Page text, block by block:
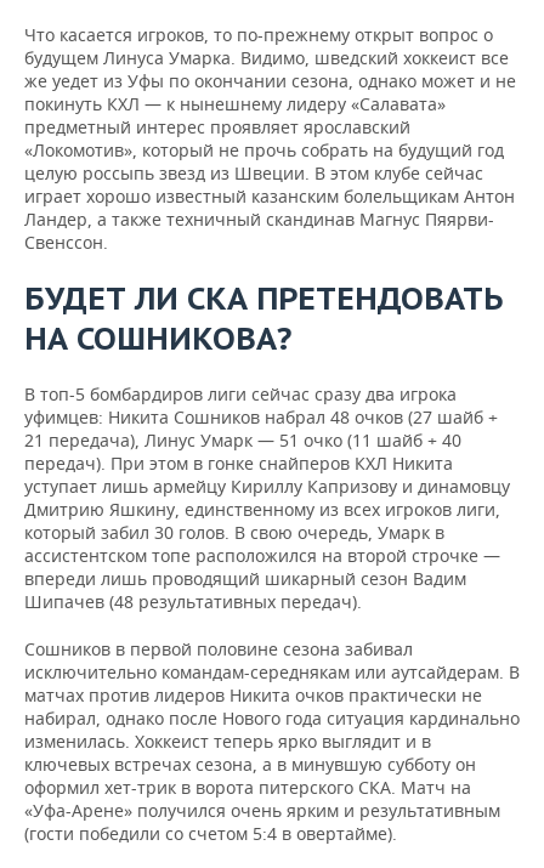
Что касается игроков, то по-прежнему открыт вопрос о
будущем Линуса Умарка. Видимо, шведский хоккеист все
же уедет из Уфы по окончании сезона, однако может и не
покинуть КХЛ — к нынешнему лидеру «Салавата»
предметный интерес проявляет ярославский
«Локомотив», который не прочь собрать на будущий год
целую россыпь звезд из Швеции. В этом клубе сейчас
играет хорошо известный казанским болельщикам Антон
Ландер, а также техничный скандинав Магнус Пяярви-
Свенссон.
БУДЕТ ЛИ СКА ПРЕТЕНДОВАТЬ
НА СОШНИКОВА?
В топ-5 бомбардиров лиги сейчас сразу два игрока
уфимцев: Никита Сошников набрал 48 очков (27 шайб +
21 передача), Линус Умарк — 51 очко (11 шайб + 40
передач). При этом в гонке снайперов КХЛ Никита
уступает лишь армейцу Кириллу Капризову и динамовцу
Дмитрию Яшкину, единственному из всех игроков лиги,
который забил 30 голов. В свою очередь, Умарк в
ассистентском топе расположился на второй строчке —
впереди лишь проводящий шикарный сезон Вадим
Шипачев (48 результативных передач).
Сошников в первой половине сезона забивал
исключительно командам-середнякам или аутсайдерам. В
матчах против лидеров Никита очков практически не
набирал, однако после Нового года ситуация кардинально
изменилась. Хоккеист теперь ярко выглядит и в
ключевых встречах сезона, а в минувшую субботу он
оформил хет-трик в ворота питерского СКА. Матч на
«Уфа-Арене» получился очень ярким и результативным
(гости победили со счетом 5:4 в овертайме).